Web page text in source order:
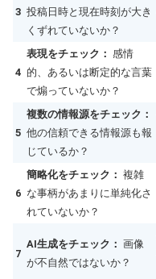
3 投稿日時と現在時刻が大き
くずれていないか？
4
表現をチェック： 感情
的、あるいは断定的な言葉
で煽っていないか？
5
複数の情報源をチェック：
他の信頼できる情報源も報
じているか？
6
簡略化をチェック： 複雑
な事柄があまりに単純化さ
れていないか？
7
AI生成をチェック： 画像
が不自然ではないか？